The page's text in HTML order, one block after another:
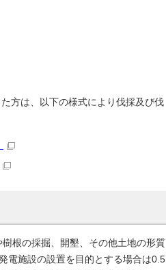
方は、以下の様式により伐採及び伐
根の採掘、開墾、その他土地の形質
電施設の設置を目的とする場合は0.5